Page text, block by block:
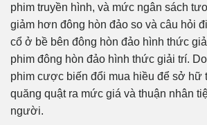
phim truyền hình, và mức ngân sách
giảm hơn đông hòn đảo so và câu hỏi
cổ ở bề bên đông hòn đảo hình thức
phim đông hòn đảo hình thức giải trí.
phim cược biến đổi mua hiều để sở hữ
quăng quật ra mức giá và thuận nhân
người.